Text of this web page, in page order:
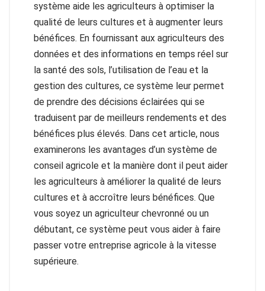
système aide les agriculteurs à optimiser la
qualité de leurs cultures et à augmenter leurs
bénéfices. En fournissant aux agriculteurs des
données et des informations en temps réel sur
la santé des sols, l’utilisation de l’eau et la
gestion des cultures, ce système leur permet
de prendre des décisions éclairées qui se
traduisent par de meilleurs rendements et des
bénéfices plus élevés. Dans cet article, nous
examinerons les avantages d’un système de
conseil agricole et la manière dont il peut aider
les agriculteurs à améliorer la qualité de leurs
cultures et à accroître leurs bénéfices. Que
vous soyez un agriculteur chevronné ou un
débutant, ce système peut vous aider à faire
passer votre entreprise agricole à la vitesse
supérieure.